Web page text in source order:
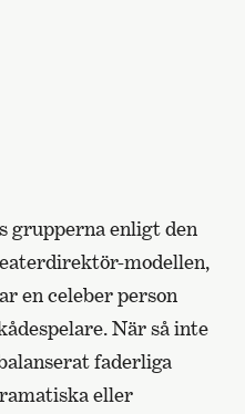
grupperna enligt den
modellen,
en celeber person
När så inte
faderliga
eller